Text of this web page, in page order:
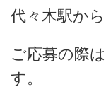
代々木駅か
ご応募の際
す。